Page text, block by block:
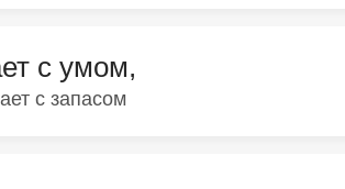
с запасом
с умом,